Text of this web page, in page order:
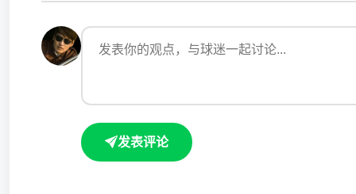
发表评论